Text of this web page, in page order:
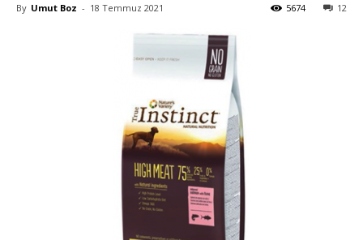
By Umut Boz - 18 Temmuz 2021 12
5674